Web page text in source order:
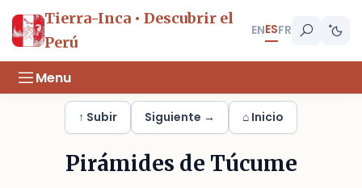
Tierra-Inca • Descubrir el
Perú
ENESFR
Menu
↑ Subir Siguiente → ⌂ Inicio
Pirámides de Túcume